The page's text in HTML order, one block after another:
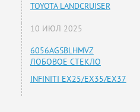
TOYOTA LANDCRUISER
10 ИЮЛ 2025
6056AGSBLHMVZ
ЛОБОВОЕ СТЕКЛО
INFINITI EX25/EX35/EX37